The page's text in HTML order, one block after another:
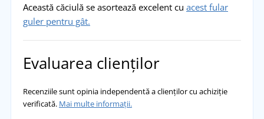
Această căciulă se asortează excelent cu acest fular
guler pentru gât.
Evaluarea clienților
Recenziile sunt opinia independentă a clienților cu achiziție
verificată. Mai multe informații.